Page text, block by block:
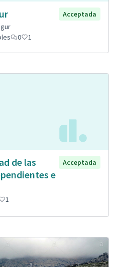
Acceptada
0 1
de las
e
Acceptada
1